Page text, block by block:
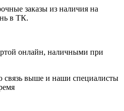
заказы из наличия на
в ТК.
онлайн, наличными при
связь выше и наши специалисты